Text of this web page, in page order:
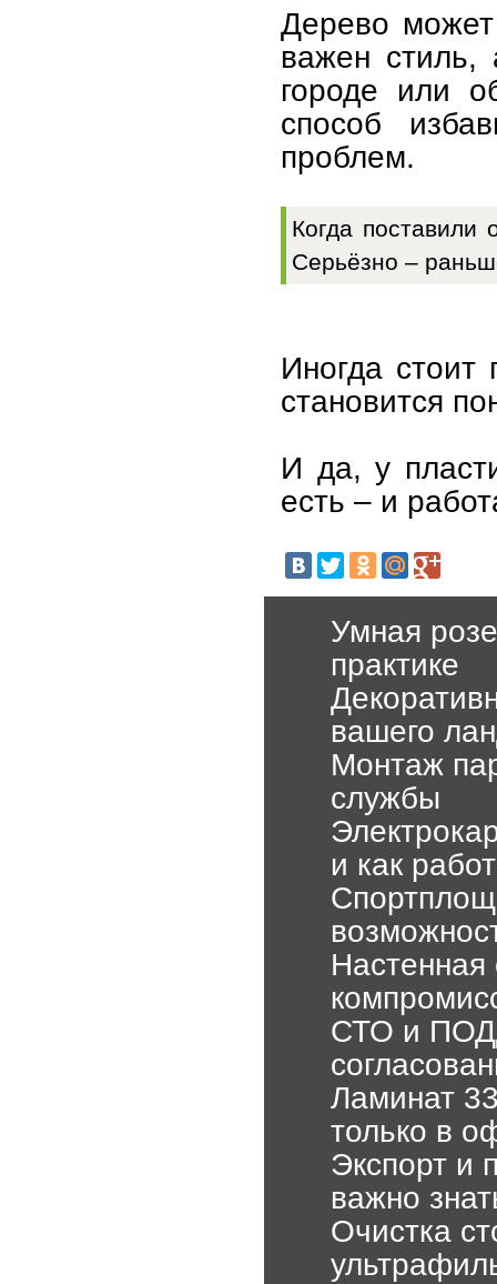
Дерево
важен
городе или
способ
проблем.
Когда
Серьёзно –
Иногда
становится
И да, у
есть – и
Умная
практике
вашего
Монтаж
службы
и как
Настенная
СТО и
Ламинат
только в
Экспорт и
важно
Очистка